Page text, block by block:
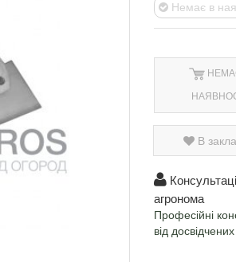
Немає в
В
агронома
Професійні
від